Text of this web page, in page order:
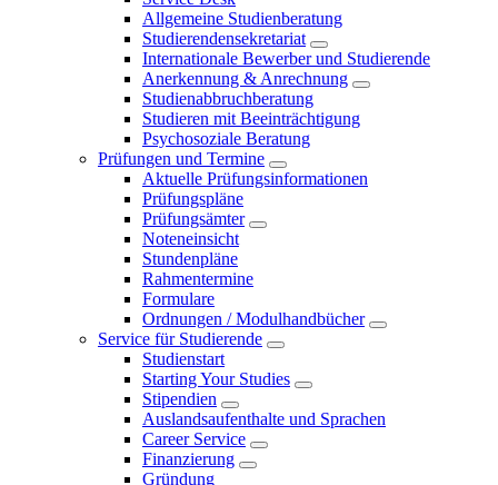
Allgemeine Studienberatung
Studierendensekretariat
Internationale Bewerber und Studierende
Anerkennung & Anrechnung
Studienabbruchberatung
Studieren mit Beeinträchtigung
Psychosoziale Beratung
Prüfungen und Termine
Aktuelle Prüfungsinformationen
Prüfungspläne
Prüfungsämter
Noteneinsicht
Stundenpläne
Rahmentermine
Formulare
Ordnungen / Modulhandbücher
Service für Studierende
Studienstart
Starting Your Studies
Stipendien
Auslandsaufenthalte und Sprachen
Career Service
Finanzierung
Gründung